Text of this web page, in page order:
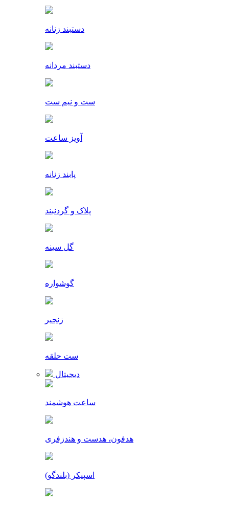
دستبند زنانه
دستبند مردانه
ست و نیم ست
آویز ساعت
پابند زنانه
پلاک و گردنبند
گل سینه
گوشواره
زنجیر
ست حلقه
دیجیتال
ساعت هوشمند
هدفون، هدست و هندزفری
اسپیکر (بلندگو)